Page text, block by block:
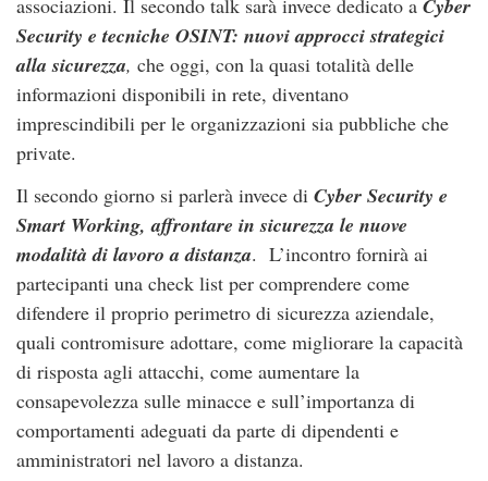
associazioni. Il secondo talk sarà invece dedicato a Cyber
Security e tecniche OSINT: nuovi approcci strategici
alla sicurezza, che oggi, con la quasi totalità delle
informazioni disponibili in rete, diventano
imprescindibili per le organizzazioni sia pubbliche che
private.
Il secondo giorno si parlerà invece di Cyber Security e
Smart Working, affrontare in sicurezza le nuove
modalità di lavoro a distanza. L’incontro fornirà ai
partecipanti una check list per comprendere come
difendere il proprio perimetro di sicurezza aziendale,
quali contromisure adottare, come migliorare la capacità
di risposta agli attacchi, come aumentare la
consapevolezza sulle minacce e sull’importanza di
comportamenti adeguati da parte di dipendenti e
amministratori nel lavoro a distanza.